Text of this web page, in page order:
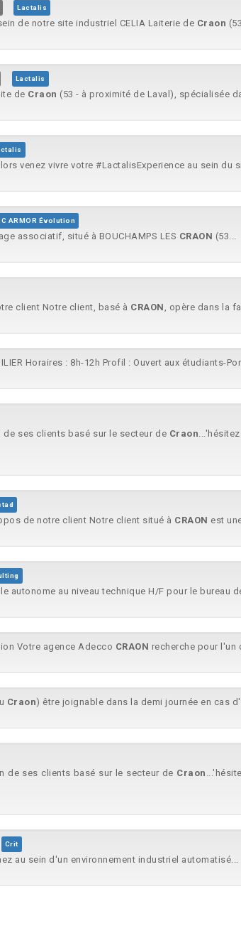
Lactalis
de notre site industriel CELIA Laiterie de Craon
Lactalis
de Craon (53 - à proximité de Laval), spécialisée
venez vivre votre #LactalisExperience au sein du
ARMOR Évolution
associatif, situé à BOUCHAMPS LES CRAON (53...
client Notre client, basé à CRAON, opère dans la
Horaires : 8h-12h Profil : Ouvert aux étudiants-
de ses clients basé sur le secteur de Craon
de notre client Notre client situé à CRAON est
autonome au niveau technique H/F pour le bureau
Votre agence Adecco CRAON recherche pour
Craon) être joignable dans la demi journée en cas
de ses clients basé sur le secteur de Craon
Crit
au sein d'un environnement industriel automatisé...